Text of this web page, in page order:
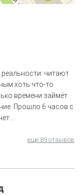
читают
хоть что-то
времени займёт
Прошло 6 часов с
еще 89 отзывов